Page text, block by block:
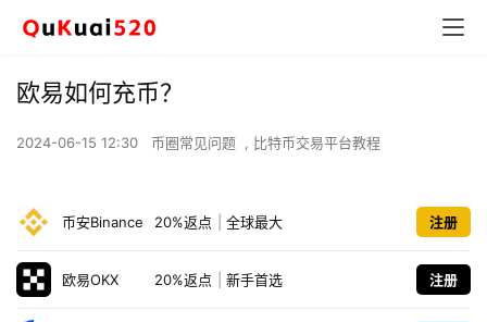
欧易如何充币？
2024-06-15 12:30 币圈常见问题 , 比特币交易平台教程
币安Binance 20%返点 全球最大 注册
欧易OKX 20%返点 新手首选 注册